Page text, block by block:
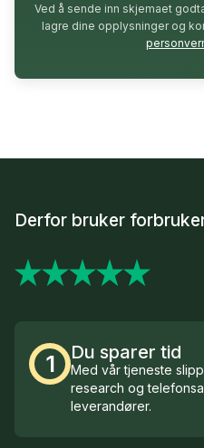
Ved å sende inn skjemaet
lagre dine opplysninger og
Derfor bruker
1 Du sparer tid
Med vår tjeneste
research og
leverandører.